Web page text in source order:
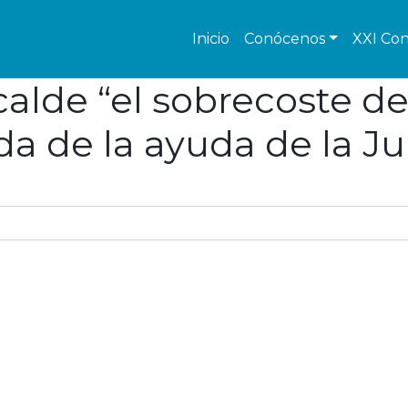
Inicio Conócenos XXI
“el sobrecoste
de la ayuda de la